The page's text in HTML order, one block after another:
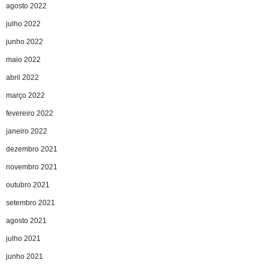
agosto 2022
julho 2022
junho 2022
maio 2022
abril 2022
março 2022
fevereiro 2022
janeiro 2022
dezembro 2021
novembro 2021
outubro 2021
setembro 2021
agosto 2021
julho 2021
junho 2021